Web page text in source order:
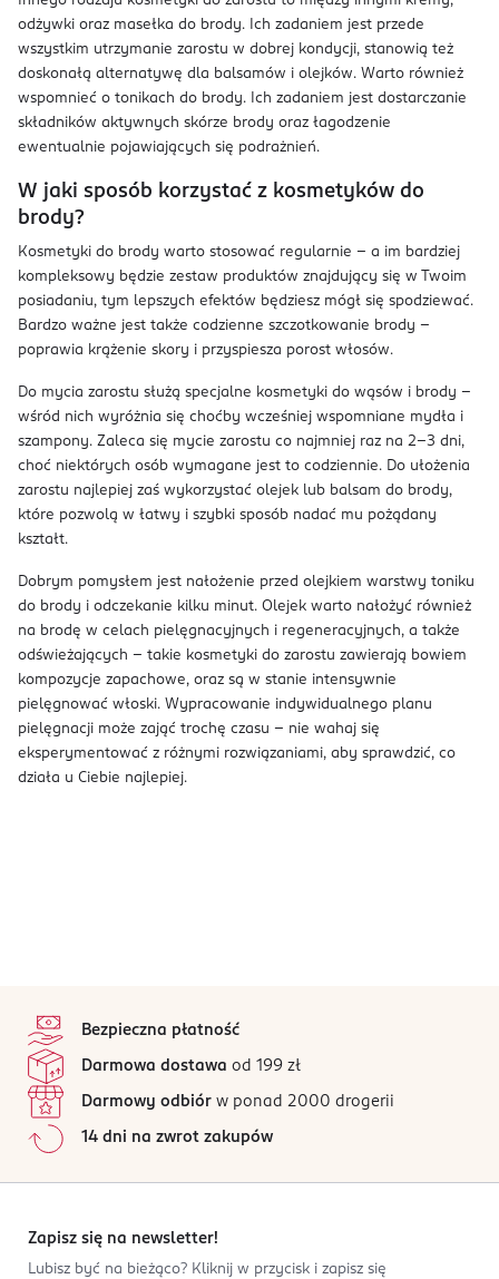
odżywki oraz masełka do brody. Ich zadaniem jest przede
wszystkim utrzymanie zarostu w dobrej kondycji, stanowią też
doskonałą alternatywę dla balsamów i olejków. Warto również
wspomnieć o tonikach do brody. Ich zadaniem jest dostarczanie
składników aktywnych skórze brody oraz łagodzenie
ewentualnie pojawiających się podrażnień.
W jaki sposób korzystać z kosmetyków do
brody?
Kosmetyki do brody warto stosować regularnie – a im bardziej
kompleksowy będzie zestaw produktów znajdujący się w Twoim
posiadaniu, tym lepszych efektów będziesz mógł się spodziewać.
Bardzo ważne jest także codzienne szczotkowanie brody –
poprawia krążenie skory i przyspiesza porost włosów.
Do mycia zarostu służą specjalne kosmetyki do wąsów i brody –
wśród nich wyróżnia się choćby wcześniej wspomniane mydła i
szampony. Zaleca się mycie zarostu co najmniej raz na 2–3 dni,
choć niektórych osób wymagane jest to codziennie. Do ułożenia
zarostu najlepiej zaś wykorzystać olejek lub balsam do brody,
które pozwolą w łatwy i szybki sposób nadać mu pożądany
kształt.
Dobrym pomysłem jest nałożenie przed olejkiem warstwy toniku
do brody i odczekanie kilku minut. Olejek warto nałożyć również
na brodę w celach pielęgnacyjnych i regeneracyjnych, a także
odświeżających – takie kosmetyki do zarostu zawierają bowiem
kompozycje zapachowe, oraz są w stanie intensywnie
pielęgnować włoski. Wypracowanie indywidualnego planu
pielęgnacji może zająć trochę czasu – nie wahaj się
eksperymentować z różnymi rozwiązaniami, aby sprawdzić, co
działa u Ciebie najlepiej.
Bezpieczna płatność
Darmowa dostawa od 199 zł
Darmowy odbiór w ponad 2000 drogerii
14 dni na zwrot zakupów
Zapisz się na newsletter!
Lubisz być na bieżąco? Kliknij w przycisk i zapisz się